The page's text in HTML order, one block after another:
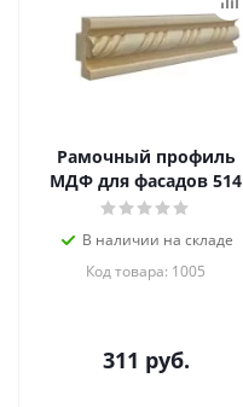
Рамочный профиль
МДФ для фасадов 514
В наличии на складе
Код товара: 1005
311 руб.